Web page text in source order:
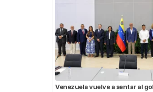
Venezuela vuelve a sentar al